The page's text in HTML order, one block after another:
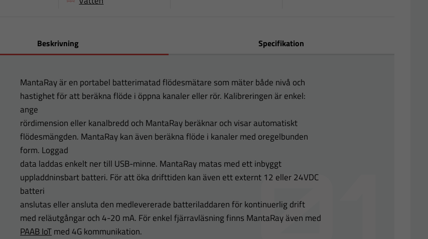
Beskrivning Specifikation
MantaRay är en portabel batterimatad flödesmätare som mäter både nivå och
hastighet för att beräkna flöde i öppna kanaler eller rör. Kalibreringen är enkel:
ange
rördimension eller kanalbredd och MantaRay beräknar och visar automatiskt
flödesmängden. MantaRay kan även beräkna flöde i kanaler med oregelbunden
form. Loggad
data laddas enkelt ner till USB-minne. MantaRay matas med ett inbyggt
uppladdninsbart batteri. För att öka drifttiden kan även ett externt 12 eller 24VDC
batteri
anslutas eller ansluta den medlevererade batteriladdaren för kontinuerlig drift
med reläutgångar och 4-20 mA. För enkel fjärravläsning finns MantaRay även med
PAAB IoTmed 4G kommunikation.